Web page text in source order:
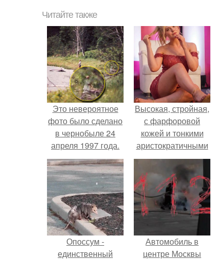
Читайте также
Это невероятное
фото было сделано
в чернобыле 24
апреля 1997 года.
Высокая, стройная,
с фарфоровой
кожей и тонкими
аристократичными
чертами, эль
выглядит так, будто
сошла с полотна
художника.
Опоссум -
единственный
Автомобиль в
центре Москвы